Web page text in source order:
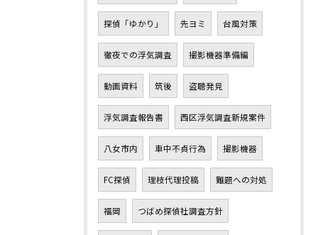
探偵「ゆかり」 先ヨミ 台風対策
徹夜での浮気調査 撮影機器準備編
動画資料 筑後 盗聴発見
浮気調査報告書 西区浮気調査新規案件
八女市内 車中不貞行為 撮影機器
FC探偵 理枝代理投稿 難題への対処
福岡 つばめ探偵社調査方針